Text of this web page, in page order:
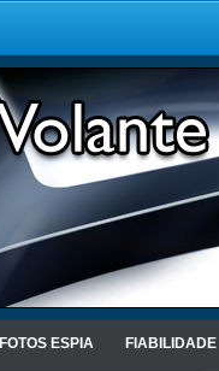
FOTOS ESPIA FIABILIDADE